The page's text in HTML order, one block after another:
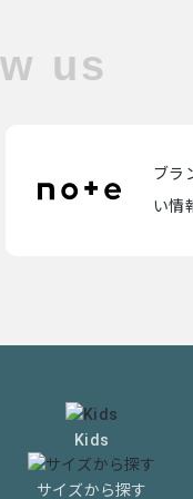
us
ブラ
い情
Kids
サイズから探す